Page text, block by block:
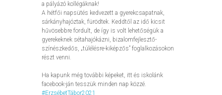
a pályázó kollégáknak!
A hétfői napsütés kedvezett a gyerekcsapatnak,
sárkányhajóztak, fürödtek. Keddtől az idő kicsit
hűvösebbre fordult, de így is volt lehetőségük a
gyerekeknek sétahajókázni, bizalomfejlesztő-
színészkedős, „túlélésre-kiképzős” foglalkozásokon
részt venni.
Ha kapunk még további képeket, itt és iskolánk
facebook-ján tesszük minden nap közzé.
#ErzsébetTábor2021